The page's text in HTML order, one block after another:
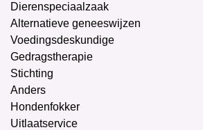
Dierenspeciaalzaak
Alternatieve geneeswijzen
Voedingsdeskundige
Gedragstherapie
Stichting
Anders
Hondenfokker
Uitlaatservice